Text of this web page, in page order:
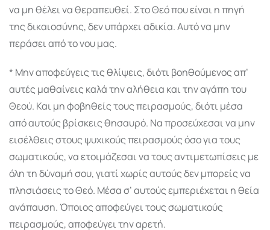
να μη θέ­λει να θεραπευθεί. Στο Θεό που είναι η πηγή
της δικαιοσύνης, δεν υπάρχει αδικία. Αυτό να μην
περάσει από το νου μας.
* Μην αποφεύγεις τις θλίψεις, διότι βοηθούμε­νος απ’
αυτές μαθαίνεις καλά την αλήθεια και την αγάπη του
Θεού. Και μη φοβηθείς τους πειρα­σμούς, διότι μέσα
από αυτούς βρίσκεις θησαυρό. Να προσεύχεσαι να μην
εισέλθεις στους ψυχικούς πειρασμούς όσο για τους
σωματικούς, να ετοιμάζε­σαι να τους αντιμετωπίσεις με
όλη τη δύναμή σου, γιατί χωρίς αυτούς δεν μπορείς να
πλησιάσεις το Θεό. Μέσα σ’ αυτούς εμπεριέχεται η θεία
ανάπαυ­ση. Όποιος αποφεύγει τους σωματικούς
πειρασμούς, αποφεύγει την αρετή.